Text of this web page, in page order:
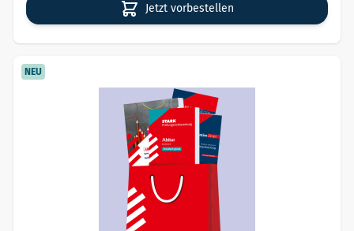
Jetzt vorbestellen
NEU